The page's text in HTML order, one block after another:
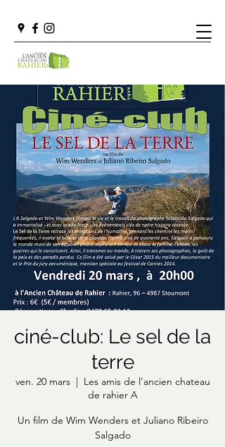
ciné-club: Le sel de la
terre
ven. 20 mars
  |
Les amis de l'ancien chateau
de rahier A
Un film de Wim Wenders et Juliano Ribeiro
Salgado